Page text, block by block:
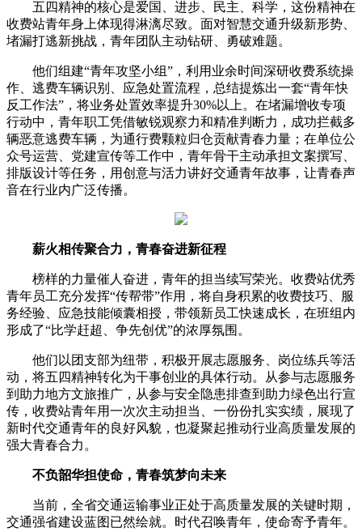
五四精神的核心是爱国、进步、民主、科学，这份精神在
收费站青年身上体现得淋漓尽致。面对智慧交通升级新形势、
堵漏打逃新挑战，青年团队主动钻研、勇破难题。
他们组建“青年攻坚小组”，利用业余时间深研收费系统操
作、逃费车辆识别、应急处置流程，总结提炼出一套“青年快
反工作法”，将业务处置效率提升30%以上。在堵漏增收专项
行动中，青年职工凭借敏锐观察力和精准判断力，成功拦截多
辆恶意逃费车辆，为通行费颗粒归仓贡献青春力量；在单位公
众号运营、党建宣传等工作中，青年骨干主动承担文案撰写、
排版设计等任务，用创意与活力讲好交通青年故事，让青春声
音在行业内广泛传播。
薪火相传聚合力，青春奋进新征程
榜样的力量催人奋进，青年的担当续写荣光。收费站优秀
青年员工充分发挥“传帮带”作用，将自身积累的收费技巧、服
务经验、应急技能倾囊相授，带领新员工快速成长，在班组内
形成了“比学赶超、争先创优”的浓厚氛围。
他们以团支部为纽带，积极开展志愿服务、岗位练兵等活
动，将五四精神转化为干事创业的具体行动。从参与志愿服务
到助力地方文旅推广，从参与安全隐患排查到助力绿色出行宣
传，收费站青年用一次次主动担当、一份份扎实实绩，展现了
新时代交通青年的良好风貌，也凝聚起推动行业高质量发展的
强大青春合力。
不负韶华担使命，青春筑梦向未来
当前，全省交通运输事业正处于高质量发展的关键时期，
交通强省建设蓝图已然绘就。时代召唤青年，使命寄予青年。